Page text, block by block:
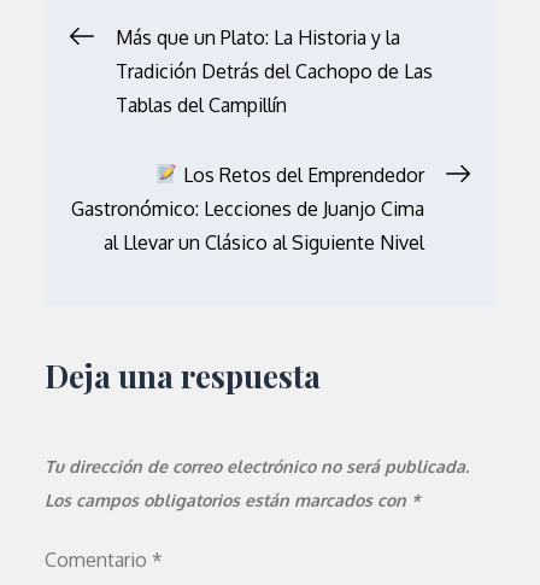
Navegación
de
entradas
Más que un Plato: La Historia y la
Tradición Detrás del Cachopo de Las
Tablas del Campillín
Los Retos del Emprendedor
Gastronómico: Lecciones de Juanjo Cima
al Llevar un Clásico al Siguiente Nivel
Deja una respuesta
Tu dirección de correo electrónico no será publicada.
Los campos obligatorios están marcados con *
Comentario *